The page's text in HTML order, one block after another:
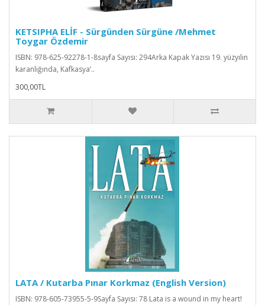
KETSIPHA ELİF - Sürgünden Sürgüne /Mehmet
Toygar Özdemir
ISBN: 978-625-92278-1-8sayfa Sayısı: 294Arka Kapak Yazısı 19. yüzyılın
karanlığında, Kafkasya’..
300,00TL
LATA / Kutarba Pınar Korkmaz (English Version)
ISBN: 978-605-73955-5-9Sayfa Sayısı: 78 Lata is a wound in my heart!